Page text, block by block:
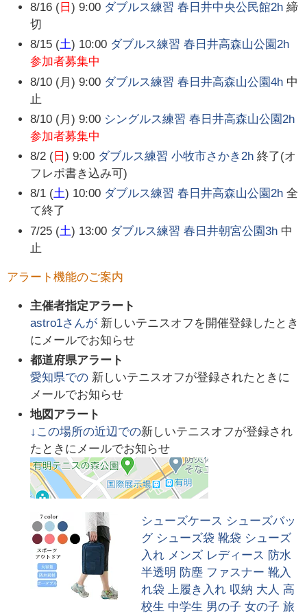
8/16 ( 日) 9:00 ダブルス練習 春日井中央公民館2h 締
切
8/15 (土) 10:00 ダブルス練習 春日井高森山公園2h
参加者募集中
8/10 (月) 9:00 ダブルス練習 春日井高森山公園4h 中
止
8/10 (月) 9:00 シングルス練習 春日井高森山公園2h
参加者募集中
8/2 ( 日) 9:00 ダブルス練習 小牧市さかき2h 終了(オ
フレポ書き込み可)
8/1 (土) 10:00 ダブルス練習 春日井高森山公園2h 全
て終了
7/25 (土) 13:00 ダブルス練習 春日井朝宮公園3h 中
止
アラート機能のご案内
主催者指定アラート
astro1さんが 新しいテニスオフを開催登録したとき
にメールでお知らせ
都道府県アラート
愛知県での 新しいテニスオフが登録されたときに
メールでお知らせ
地図アラート
↓この場所の近辺での新しいテニスオフが登録され
たときにメールでお知らせ
シューズケース シューズバッ
グ シューズ袋 靴袋 シューズ
入れ メンズ レディース 防水
半透明 防塵 ファスナー 靴入
れ袋 上履き入れ 収納 大人 高
校生 中学生 男の子 女の子 旅